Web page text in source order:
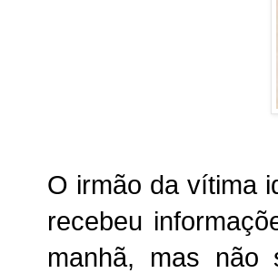
O irmão da vítima
recebeu
manhã, mas não